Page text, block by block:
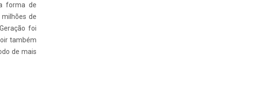
forma de
de
foi
também
de mais